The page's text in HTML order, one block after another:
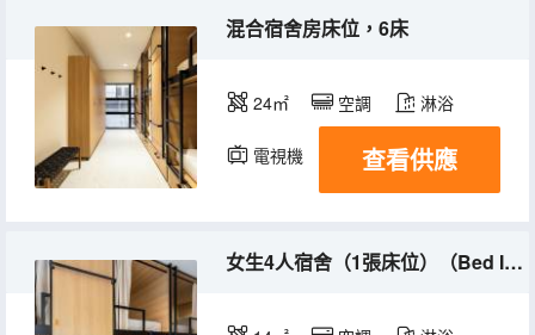
混合宿舍房床位，6床
24㎡ 空調 淋浴
電視機 查看供應
女生4人宿舍（1張床位）（Bed In 4-Bed Female Dorm With Balcony）